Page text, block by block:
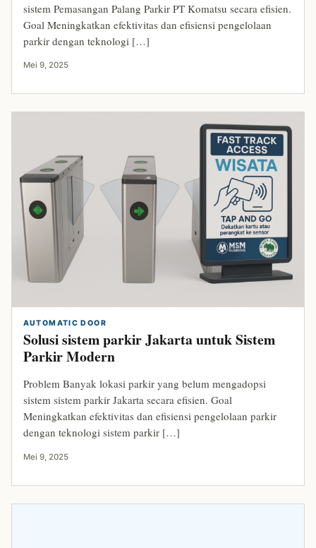
sistem Pemasangan Palang Parkir PT Komatsu secara efisien.
Goal Meningkatkan efektivitas dan efisiensi pengelolaan
parkir dengan teknologi […]
Mei 9, 2025
AUTOMATIC DOOR
Solusi sistem parkir Jakarta untuk Sistem
Parkir Modern
Problem Banyak lokasi parkir yang belum mengadopsi
sistem sistem parkir Jakarta secara efisien. Goal
Meningkatkan efektivitas dan efisiensi pengelolaan parkir
dengan teknologi sistem parkir […]
Mei 9, 2025